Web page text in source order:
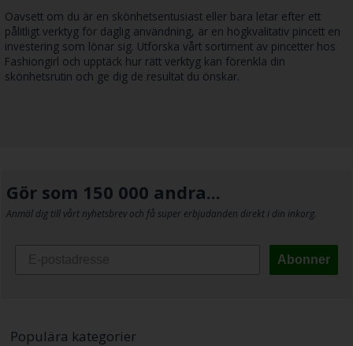
Oavsett om du är en skönhetsentusiast eller bara letar efter ett
pålitligt verktyg för daglig användning, är en högkvalitativ pincett en
investering som lönar sig. Utforska vårt sortiment av pincetter hos
Fashiongirl och upptäck hur rätt verktyg kan förenkla din
skönhetsrutin och ge dig de resultat du önskar.
Gör som 150 000 andra...
Anmäl dig till vårt nyhetsbrev och få super erbjudanden direkt i din inkorg.
Abonner
Populära kategorier